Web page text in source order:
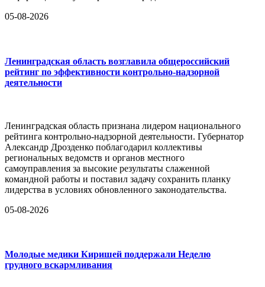
05-08-2026
Ленинградская область возглавила общероссийский
рейтинг по эффективности контрольно-надзорной
деятельности
Ленинградская область признана лидером национального
рейтинга контрольно-надзорной деятельности. Губернатор
Александр Дрозденко поблагодарил коллективы
региональных ведомств и органов местного
самоуправления за высокие результаты слаженной
командной работы и поставил задачу сохранить планку
лидерства в условиях обновленного законодательства.
05-08-2026
Молодые медики Киришей поддержали Неделю
грудного вскармливания